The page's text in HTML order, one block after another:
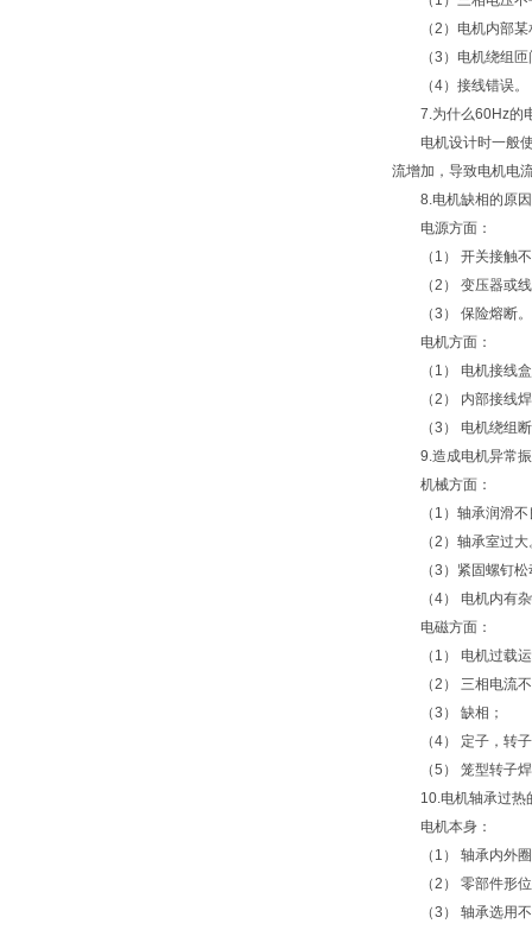
（2）电机内部某
（3）电机绕组匝
（4）接线错误。
7.为什么60Hz的电
电机设计时一般使
流增加，导致电机电
8.电机缺相的原因
电源方面：
（1） 开关接触不
（2） 变压器或线
（3） 保险熔断。
电机方面：
（1） 电机接线盒
（2） 内部接线焊
（3） 电机绕组断
9.造成电机异常振
机械方面：
（1）轴承润滑不
（2）轴承室过大
（3）紧固螺钉松
（4） 电机内有杂
电磁方面：
（1） 电机过载运
（2） 三相电流不
（3） 缺相；
（4） 定子，转子
（5） 笼型转子焊
10.电机轴承过热
电机本身：
（1） 轴承内外圈
（2） 零部件形位
（3） 轴承选用不